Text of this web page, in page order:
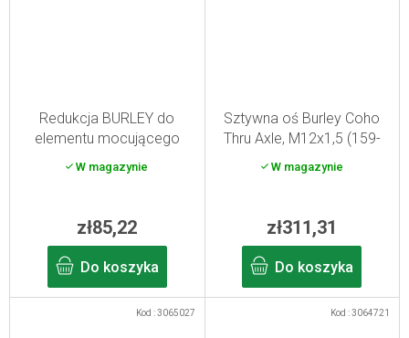
Redukcja BURLEY do
elementu mocującego
W magazynie
zł85,22
Do koszyka
Sztywna oś Burley Coho
Thru Axle, M12x1,5 (159-
W magazynie
zł311,31
Do koszyka
Kod :3065027 Kod :3064721